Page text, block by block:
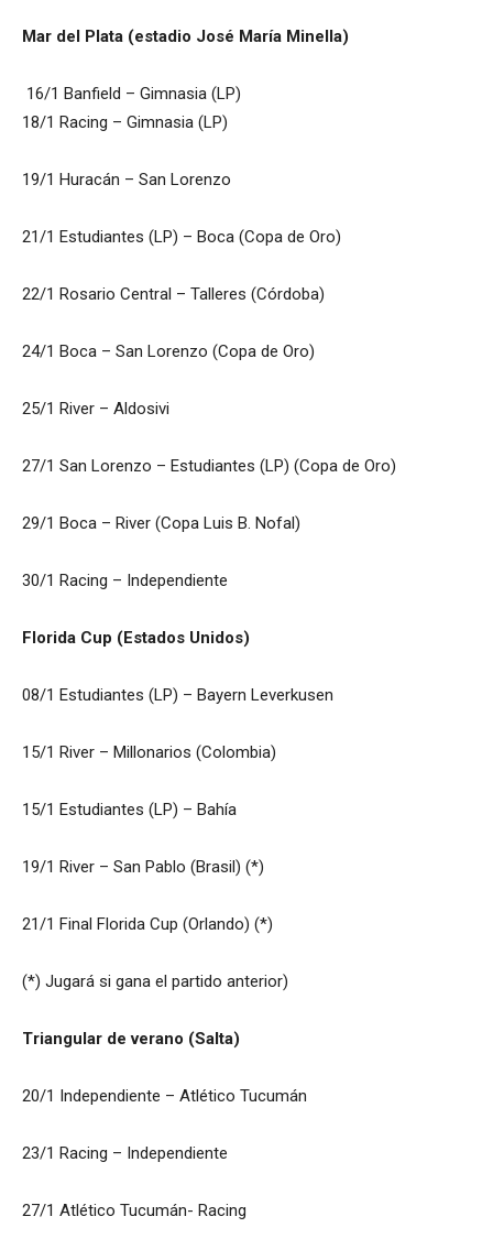
Mar del Plata (estadio José María Minella)
16/1 Banfield – Gimnasia (LP)
18/1 Racing – Gimnasia (LP)
19/1 Huracán – San Lorenzo
21/1 Estudiantes (LP) – Boca (Copa de Oro)
22/1 Rosario Central – Talleres (Córdoba)
24/1 Boca – San Lorenzo (Copa de Oro)
25/1 River – Aldosivi
27/1 San Lorenzo – Estudiantes (LP) (Copa de Oro)
29/1 Boca – River (Copa Luis B. Nofal)
30/1 Racing – Independiente
Florida Cup (Estados Unidos)
08/1 Estudiantes (LP) – Bayern Leverkusen
15/1 River – Millonarios (Colombia)
15/1 Estudiantes (LP) – Bahía
19/1 River – San Pablo (Brasil) (*)
21/1 Final Florida Cup (Orlando) (*)
(*) Jugará si gana el partido anterior)
Triangular de verano (Salta)
20/1 Independiente – Atlético Tucumán
23/1 Racing – Independiente
27/1 Atlético Tucumán- Racing